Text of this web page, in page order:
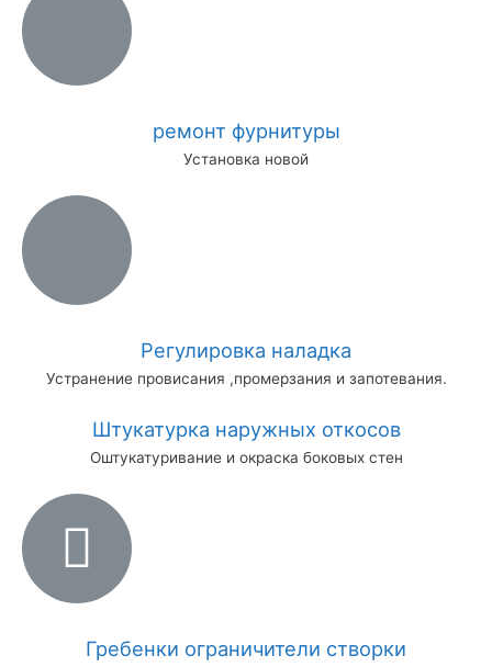
ремонт фурнитуры
Установка новой
Регулировка наладка
Устранение провисания ,промерзания и запотевания.
Штукатурка наружных откосов
Оштукатуривание и окраска боковых стен
Гребенки ограничители створки